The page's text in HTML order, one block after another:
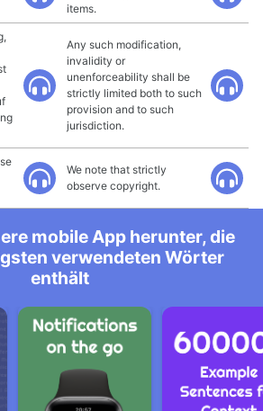
items.
Any such modification,
invalidity or
unenforceability shall be
strictly limited both to such
provision and to such
jurisdiction.
We note that strictly
observe copyright.
mobile App herunter, die
verwendeten Wörter
enthält